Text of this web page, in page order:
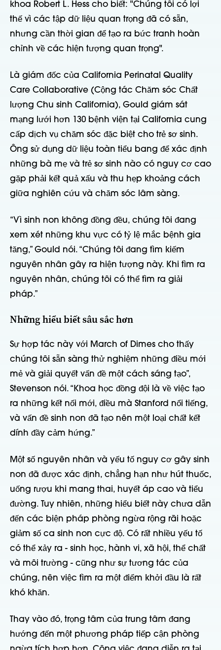
khoa Robert L. Hess cho biết: "Chúng tôi có lợi
thế vì các tập dữ liệu quan trọng đã có sẵn,
nhưng cần thời gian để tạo ra bức tranh hoàn
chỉnh về các hiện tượng quan trọng".
Là giám đốc của California Perinatal Quality
Care Collaborative (Cộng tác Chăm sóc Chất
lượng Chu sinh California), Gould giám sát
mạng lưới hơn 130 bệnh viện tại California cung
cấp dịch vụ chăm sóc đặc biệt cho trẻ sơ sinh.
Ông sử dụng dữ liệu toàn tiểu bang để xác định
những bà mẹ và trẻ sơ sinh nào có nguy cơ cao
gặp phải kết quả xấu và thu hẹp khoảng cách
giữa nghiên cứu và chăm sóc lâm sàng.
“Vì sinh non không đồng đều, chúng tôi đang
xem xét những khu vực có tỷ lệ mắc bệnh gia
tăng,” Gould nói. “Chúng tôi đang tìm kiếm
nguyên nhân gây ra hiện tượng này. Khi tìm ra
nguyên nhân, chúng tôi có thể tìm ra giải
pháp.”
Những hiểu biết sâu sắc hơn
Sự hợp tác này với March of Dimes cho thấy
chúng tôi sẵn sàng thử nghiệm những điều mới
mẻ và giải quyết vấn đề một cách sáng tạo”,
Stevenson nói. “Khoa học đồng đội là về việc tạo
ra những kết nối mới, điều mà Stanford nổi tiếng,
và vấn đề sinh non đã tạo nên một loại chất kết
dính đầy cảm hứng.”
Một số nguyên nhân và yếu tố nguy cơ gây sinh
non đã được xác định, chẳng hạn như hút thuốc,
uống rượu khi mang thai, huyết áp cao và tiểu
đường. Tuy nhiên, những hiểu biết này chưa dẫn
đến các biện pháp phòng ngừa rộng rãi hoặc
giảm số ca sinh non cực độ. Có rất nhiều yếu tố
có thể xảy ra - sinh học, hành vi, xã hội, thể chất
và môi trường - cũng như sự tương tác của
chúng, nên việc tìm ra một điểm khởi đầu là rất
khó khăn.
Thay vào đó, trọng tâm của trung tâm đang
hướng đến một phương pháp tiếp cận phòng